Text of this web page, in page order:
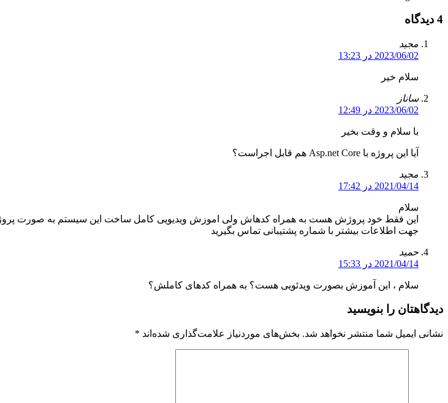
4 دیدگاه
مجید
2023/06/02 در 13:23
سلام خیر
ساناز
2023/06/02 در 12:49
با سلام و وقت بخیر
آیا این پروژه با Asp.net Core هم قابل اجراست؟
مجید
2021/04/14 در 17:42
سلام
این فقط خود پروژش هست به همراه کدهاش ولی اموزش ویدیویی کامل ساخت این سیستم به صورت
جهت اطلاعات بیشتر با شماره پشتیبانی تماس بگیرید
حمید
2021/04/14 در 15:33
سلام ، این آموزش بصورت ویدئویی هست؟ به همراه کدهای کاملش؟
دیدگاهتان را بنویسید
نشانی ایمیل شما منتشر نخواهد شد. بخش‌های موردنیاز علامت‌گذاری شده‌اند *